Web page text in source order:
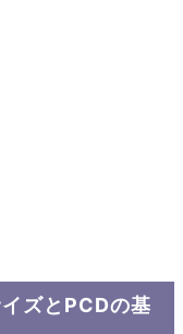
ズとPCDの基